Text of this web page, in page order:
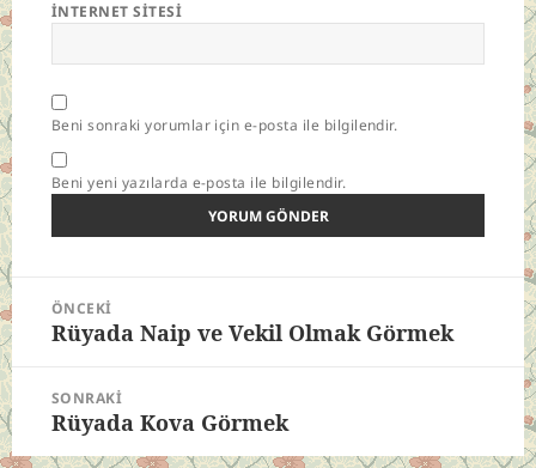
İNTERNET SITESI
Beni sonraki yorumlar için e-posta ile bilgilendir.
Beni yeni yazılarda e-posta ile bilgilendir.
Yazı
gezinmesi
ÖNCEKI
Önceki
Rüyada Naip ve Vekil Olmak Görmek
SONRAKI
Sonraki
yazı:
Rüyada Kova Görmek